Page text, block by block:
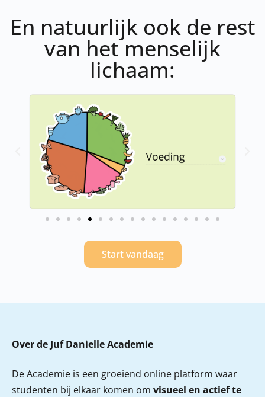
En natuurlijk ook de rest
van het menselijk
lichaam:
Start vandaag
Over de Juf Danielle Academie
De Academie is een groeiend online platform waar
studenten bij elkaar komen om visueel en actief te